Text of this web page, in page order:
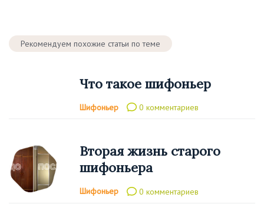
Рекомендуем похожие статьи по теме
Что такое шифоньер
Шифоньер 0 комментариев
Вторая жизнь старого
шифоньера
Шифоньер 0 комментариев